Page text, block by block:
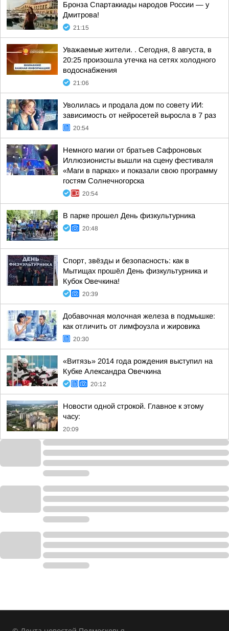
Бронза Спартакиады народов России — у
Дмитрова!
21:15
Уважаемые жители. . Сегодня, 8 августа, в
20:25 произошла утечка на сетях холодного
водоснабжения
21:06
Уволилась и продала дом по совету ИИ:
зависимость от нейросетей выросла в 7 раз
20:54
Немного магии от братьев Сафроновых
Иллюзионисты вышли на сцену фестиваля
«Маги в парках» и показали свою программу
гостям Солнечногорска
20:54
В парке прошел День физкультурника
20:48
Спорт, звёзды и безопасность: как в
Мытищах прошёл День физкультурника и
Кубок Овечкина!
20:39
Добавочная молочная железа в подмышке:
как отличить от лимфоузла и жировика
20:30
«Витязь» 2014 года рождения выступил на
Кубке Александра Овечкина
20:12
Новости одной строкой. Главное к этому
часу:
20:09